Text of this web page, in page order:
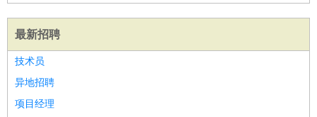
最新招聘
技术员
异地招聘
项目经理